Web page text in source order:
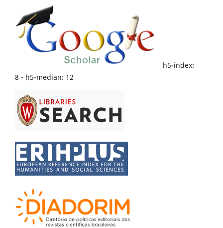
h5-index:
8 - h5-median: 12